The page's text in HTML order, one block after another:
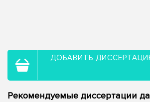
ДОБАВИТЬ
Рекомендуемые диссертации